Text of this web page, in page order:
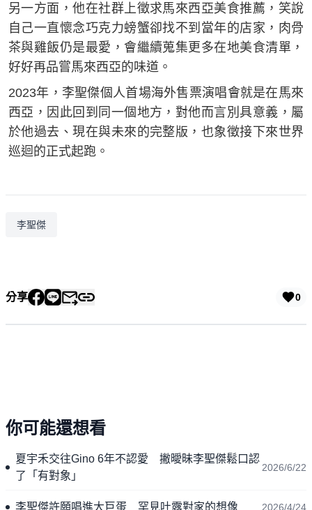
另一方面，他在社群上徵求馬來西亞美食推薦，笑說
自己一直懷念巧克力螃蟹卻找不到當年的店家，肉骨
茶與雞飯仍是最愛，會繼續蒐集更多在地美食清單，
好好再品嘗馬來西亞的味道。
2023年，李聖傑個人首場海外售票演唱會就是在馬來
西亞，因此回到同一個地方，對他而言別具意義，屬
於他過去、現在與未來的完整版，也象徵接下來世界
巡迴的正式起跑。
李聖傑
分享 0
你可能還想看
夏宇禾交往Gino 6年不認愛 撇曖昧李聖傑鬆口認
了「有對象」
2026/6/22
李聖傑許願唱進大巨蛋 罕見吐露對家的想像 2026/4/24